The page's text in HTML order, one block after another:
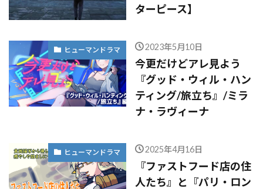
ターピース】
ヒューマンドラマ 2023年5月10日
今更だけどアレ見よう
『グッド・ウィル・ハン
ティング/旅立ち』/ミラ
ナ・ラヴィーナ
ヒューマンドラマ 2025年4月16日
『ファストフード店の住
人たち』と『パリ・ロン